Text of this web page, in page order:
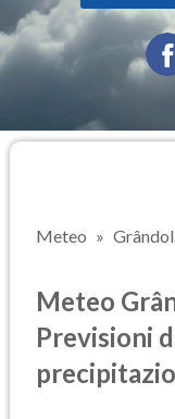
Meteo
Meteo
Previsioni